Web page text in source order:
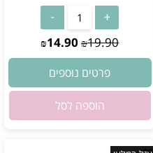
₪19.90
₪14.90
פרטים נוספים
הוספה לסל